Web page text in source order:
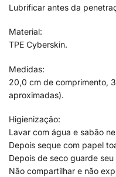
Lubrificar antes da
Material:
TPE Cyberskin.
Medidas:
20,0 cm de comprimento,
aproximadas).
Higienização:
Lavar com água e sabão
Depois seque com papel
Depois de seco guarde
Não compartilhar e não